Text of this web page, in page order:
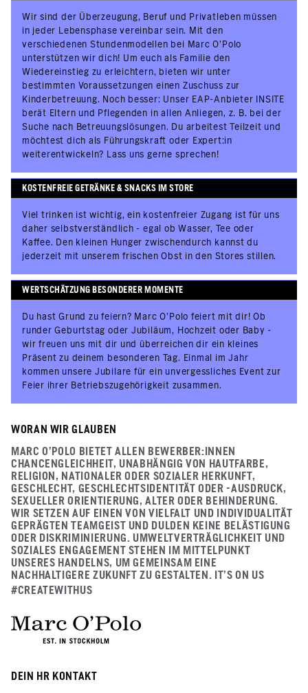
Wir sind der Überzeugung, Beruf und Privatleben müssen
in jeder Lebensphase vereinbar sein. Mit den
verschiedenen Stundenmodellen bei Marc O’Polo
unterstützen wir dich! Um euch als Familie den
Wiedereinstieg zu erleichtern, bieten wir unter
bestimmten Voraussetzungen einen Zuschuss zur
Kinderbetreuung. Noch besser: Unser EAP-Anbieter INSITE
berät Eltern und Pflegenden in allen Anliegen, z. B. bei der
Suche nach Betreuungslösungen. Du arbeitest Teilzeit und
möchtest dich als Führungskraft oder Expert:in
weiterentwickeln? Lass uns gerne sprechen!
KOSTENFREIE GETRÄNKE & SNACKS IM STORE
Viel trinken ist wichtig, ein kostenfreier Zugang ist für uns
daher selbstverständlich - egal ob Wasser, Tee oder
Kaffee. Den kleinen Hunger zwischendurch kannst du
jederzeit mit unserem frischen Obst in den Stores stillen.
WERTSCHÄTZUNG BESONDERER MOMENTE
Du hast Grund zu feiern? Marc O’Polo feiert mit dir! Ob
runder Geburtstag oder Jubiläum, Hochzeit oder Baby -
wir freuen uns mit dir und überreichen dir ein kleines
Präsent zu deinem besonderen Tag. Einmal im Jahr
kommen unsere Jubilare für ein unvergessliches Event zur
Feier ihrer Betriebszugehörigkeit zusammen.
WORAN WIR GLAUBEN
MARC O'POLO BIETET ALLEN BEWERBER:INNEN
CHANCENGLEICHHEIT, UNABHÄNGIG VON HAUTFARBE,
RELIGION, NATIONALER ODER SOZIALER HERKUNFT,
GESCHLECHT, GESCHLECHTSIDENTITÄT ODER -AUSDRUCK,
SEXUELLER ORIENTIERUNG, ALTER ODER BEHINDERUNG.
WIR SETZEN AUF EINEN VON VIELFALT UND INDIVIDUALITÄT
GEPRÄGTEN TEAMGEIST UND DULDEN KEINE BELÄSTIGUNG
ODER DISKRIMINIERUNG. UMWELTVERTRÄGLICHKEIT UND
SOZIALES ENGAGEMENT STEHEN IM MITTELPUNKT
UNSERES HANDELNS, UM GEMEINSAM EINE
NACHHALTIGERE ZUKUNFT ZU GESTALTEN. IT’S ON US
#CREATEWITHUS
DEIN HR KONTAKT